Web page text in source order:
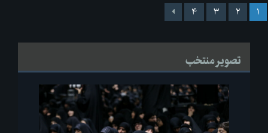
۱ ۲ ۳ ۴
تصویر منتخب